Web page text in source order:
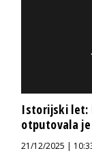
Istorijski let:
otputovala
21/12/2025 |